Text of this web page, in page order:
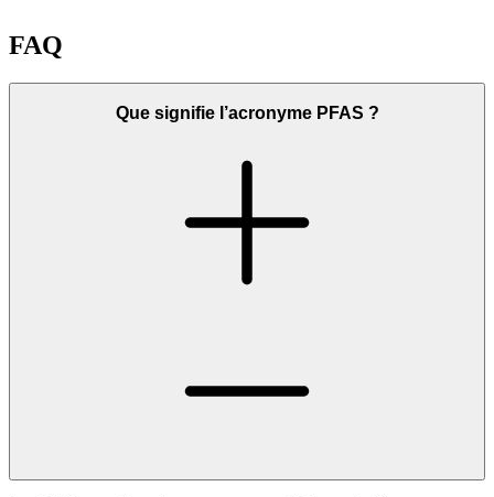
FAQ
Que signifie l’acronyme PFAS ?